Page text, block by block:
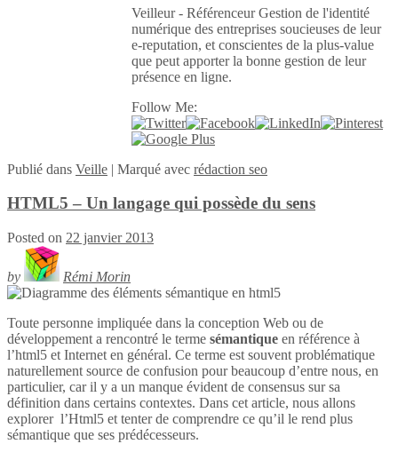
Veilleur - Référenceur Gestion de l'identité
numérique des entreprises soucieuses de leur
e-reputation, et conscientes de la plus-value
que peut apporter la bonne gestion de leur
présence en ligne.
Follow Me:
Publié dans Veille | Marqué avec rédaction seo
HTML5 – Un langage qui possède du sens
Posted on 22 janvier 2013
by Rémi Morin
Toute personne impliquée dans la conception Web ou de
développement a rencontré le terme sémantique en référence à
l’html5 et Internet en général. Ce terme est souvent problématique
naturellement source de confusion pour beaucoup d’entre nous, en
particulier, car il y a un manque évident de consensus sur sa
définition dans certains contextes. Dans cet article, nous allons
explorer l’Html5 et tenter de comprendre ce qu’il le rend plus
sémantique que ses prédécesseurs.